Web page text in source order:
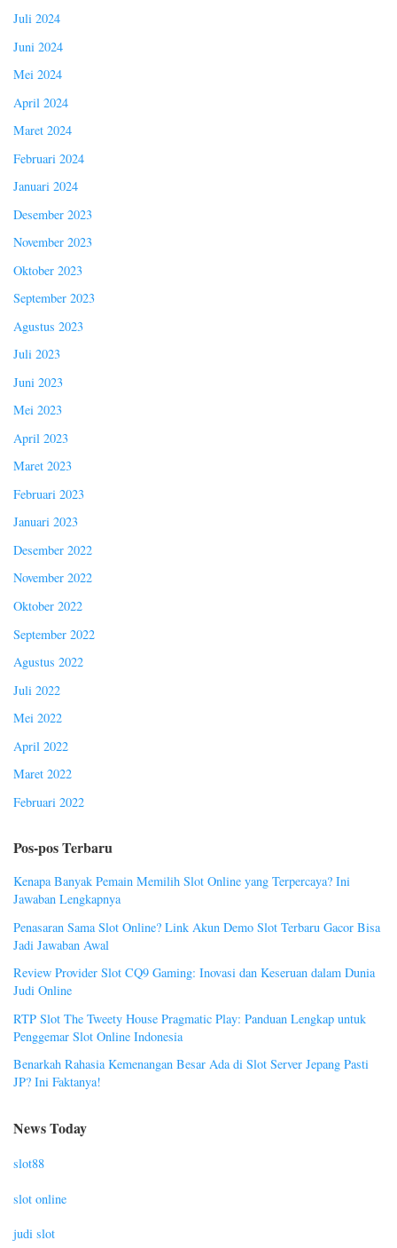
Juli 2024
Juni 2024
Mei 2024
April 2024
Maret 2024
Februari 2024
Januari 2024
Desember 2023
November 2023
Oktober 2023
September 2023
Agustus 2023
Juli 2023
Juni 2023
Mei 2023
April 2023
Maret 2023
Februari 2023
Januari 2023
Desember 2022
November 2022
Oktober 2022
September 2022
Agustus 2022
Juli 2022
Mei 2022
April 2022
Maret 2022
Februari 2022
Pos-pos Terbaru
Kenapa Banyak Pemain Memilih Slot Online yang Terpercaya? Ini
Jawaban Lengkapnya
Penasaran Sama Slot Online? Link Akun Demo Slot Terbaru Gacor Bisa
Jadi Jawaban Awal
Review Provider Slot CQ9 Gaming: Inovasi dan Keseruan dalam Dunia
Judi Online
RTP Slot The Tweety House Pragmatic Play: Panduan Lengkap untuk
Penggemar Slot Online Indonesia
Benarkah Rahasia Kemenangan Besar Ada di Slot Server Jepang Pasti
JP? Ini Faktanya!
News Today
slot88
slot online
judi slot